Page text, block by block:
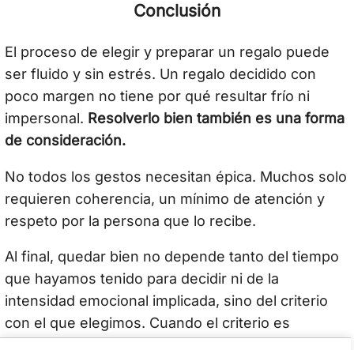
Conclusión
El proceso de elegir y preparar un regalo puede
ser fluido y sin estrés. Un regalo decidido con
poco margen no tiene por qué resultar frío ni
impersonal. Resolverlo bien también es una forma
de consideración.
No todos los gestos necesitan épica. Muchos solo
requieren coherencia, un mínimo de atención y
respeto por la persona que lo recibe.
Al final, quedar bien no depende tanto del tiempo
que hayamos tenido para decidir ni de la
intensidad emocional implicada, sino del criterio
con el que elegimos. Cuando el criterio es